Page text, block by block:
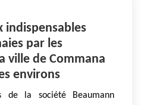
indispensables
par les
ville de Commana
environs
de la société Beaumann